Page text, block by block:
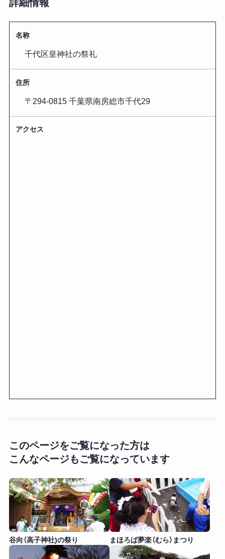
詳細情報
名称
千代区皇神社の祭礼
住所
〒294-0815 千葉県南房総市千代29
アクセス
このページをご覧になった方は
こんなページもご覧になっています
谷向（高子神社)の祭り まほろば夢楽（むら）まつり